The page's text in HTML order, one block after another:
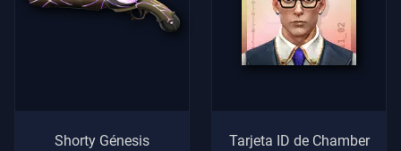
Shorty Génesis Tarjeta ID de Chamber